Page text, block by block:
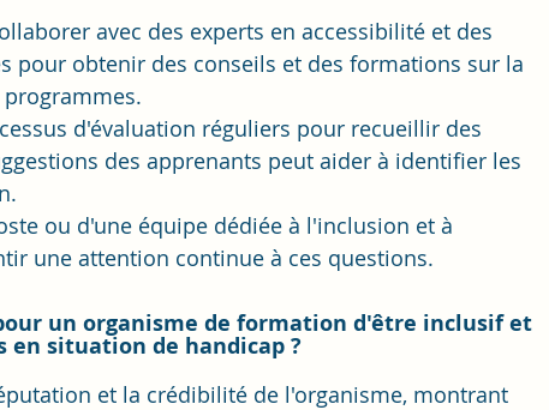
avec des experts en accessibilité et des
pour obtenir des conseils et des formations sur la
d'évaluation réguliers pour recueillir des
des apprenants peut aider à identifier les
ou d'une équipe dédiée à l'inclusion et à
une attention continue à ces questions.
un organisme de formation d'être inclusif et
en situation de handicap ?
et la crédibilité de l'organisme, montrant